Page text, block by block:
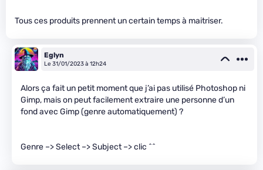
Tous ces produits prennent un certain temps à maitriser.
Eglyn
Le 31/01/2023 à 12h24
Alors ça fait un petit moment que j’ai pas utilisé Photoshop ni
Gimp, mais on peut facilement extraire une personne d’un
fond avec Gimp (genre automatiquement) ?
Genre –> Select –> Subject –> clic ^^